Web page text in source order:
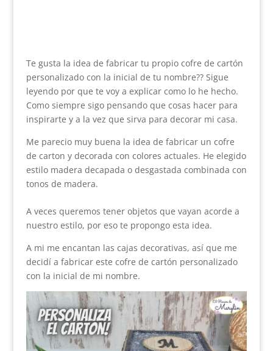
Te gusta la idea de fabricar tu propio cofre de cartón
personalizado con la inicial de tu nombre?? Sigue
leyendo por que te voy a explicar como lo he hecho.
Como siempre sigo pensando que cosas hacer para
inspirarte y a la vez que sirva para decorar mi casa.
Me parecio muy buena la idea de fabricar un cofre
de carton y decorada con colores actuales. He elegido
estilo madera decapada o desgastada combinada con
tonos de madera.
A veces queremos tener objetos que vayan acorde a
nuestro estilo, por eso te propongo esta idea.
A mi me encantan las cajas decorativas, así que me
decidí a fabricar este cofre de cartón personalizado
con la inicial de mi nombre.